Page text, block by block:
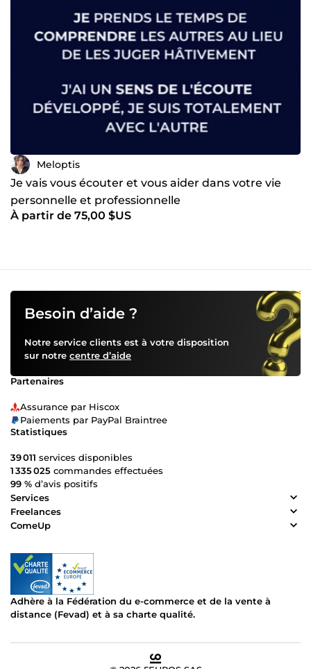
Meloptis
Je vais vous écouter et vous aider dans votre vie
personnelle et professionnelle
À partir de 75,00 $US
Besoin d’aide ?
Notre service clients est à votre disposition
sur notre centre d’aide
Partenaires
Assurance par Hiscox
Paiements par PayPal Braintree
Statistiques
39 011 services disponibles
1 335 025 commandes effectuées
99 % d’avis positifs
Services
Freelances
ComeUp
Adhère à la Fédération du e-commerce et de la vente à
distance (Fevad) et à sa charte qualité.